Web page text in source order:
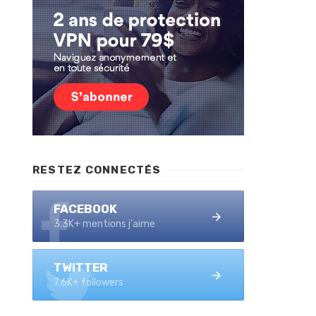
RESTEZ CONNECTÉS
FACEBOOK
3.3K+ mentions j'aime
TWITTER
7.6K+ followers